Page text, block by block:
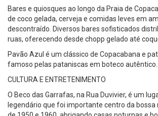
Bares e quiosques ao longo da Praia de
de coco gelada, cerveja e comidas leves em
descontraído. Diversos bares sofisticados
ruas, oferecendo desde chopp gelado até
Pavão Azul é um clássico de Copacabana e
famoso pelas pataniscas em boteco autêntico.
CULTURA E ENTRETENIMENTO
O Beco das Garrafas, na Rua Duvivier, é um
legendário que foi importante centro da bossa